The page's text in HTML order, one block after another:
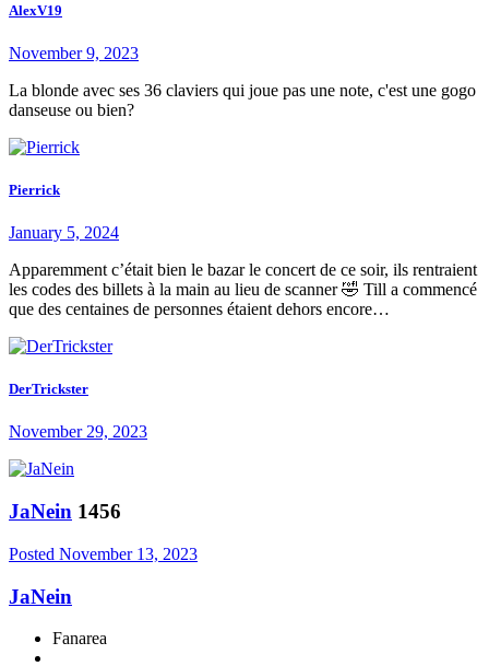
AlexV19
November 9, 2023
La blonde avec ses 36 claviers qui joue pas une note, c'est une gogo
danseuse ou bien?
Pierrick
January 5, 2024
Apparemment c’était bien le bazar le concert de ce soir, ils rentraient
les codes des billets à la main au lieu de scanner 🤣 Till a commencé
que des centaines de personnes étaient dehors encore…
DerTrickster
November 29, 2023
JaNein 1456
Posted November 13, 2023
JaNein
Fanarea